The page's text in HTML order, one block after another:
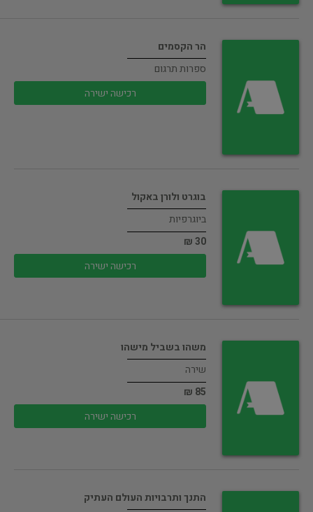
הר הקסמים
ספרות תרגום
רכישה ישירה
בוגרט ולורן באקול
ביוגרפיות
30 ₪
רכישה ישירה
משהו בשביל מישהו
שירה
85 ₪
רכישה ישירה
התנך ותרבויות העולם העתיק